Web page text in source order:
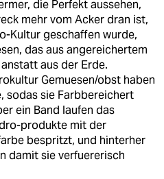
die Perfekt aussehen,
mehr vom Acker dran ist,
Kultur geschaffen wurde,
das aus angereichertem
aus der Erde.
Gemuesen/obst haben
sodas sie Farbbereichert
ein Band laufen das
produkte mit der
bespritzt, und hinterher
damit sie verfuererisch